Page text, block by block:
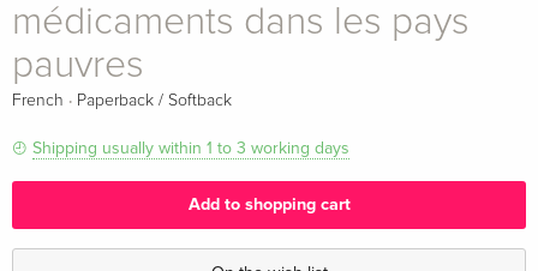
médicaments dans les pays
pauvres
French · Paperback / Softback
Shipping usually within 1 to 3 working days
Add to shopping cart